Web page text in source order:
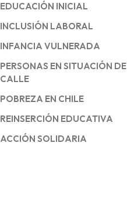
EDUCACIÓN INICIAL
INCLUSIÓN LABORAL
INFANCIA VULNERADA
PERSONAS EN SITUACIÓN DE
CALLE
POBREZA EN CHILE
REINSERCIÓN EDUCATIVA
ACCIÓN SOLIDARIA